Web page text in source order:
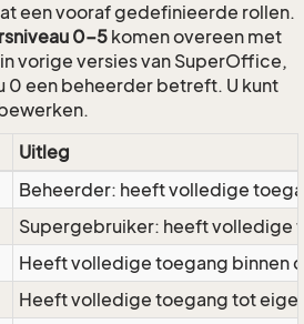
een vooraf gedefinieerde rollen.
0-5 komen overeen met
vorige versies van SuperOffice,
0 een beheerder betreft. U kunt
Uitleg
Beheerder: heeft volledige
Supergebruiker: heeft volledige
Heeft volledige toegang binnen
Heeft volledige toegang tot